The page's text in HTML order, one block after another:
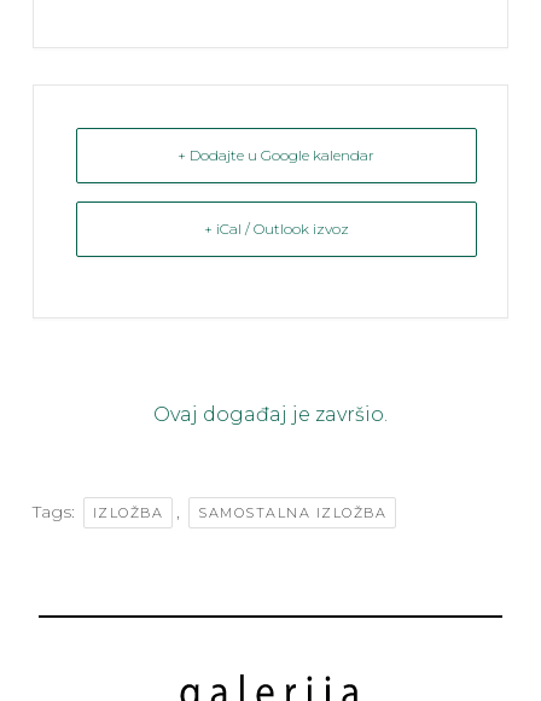
+ Dodajte u Google kalendar
+ iCal / Outlook izvoz
Ovaj događaj je završio.
Tags: IZLOŽBA , SAMOSTALNA IZLOŽBA